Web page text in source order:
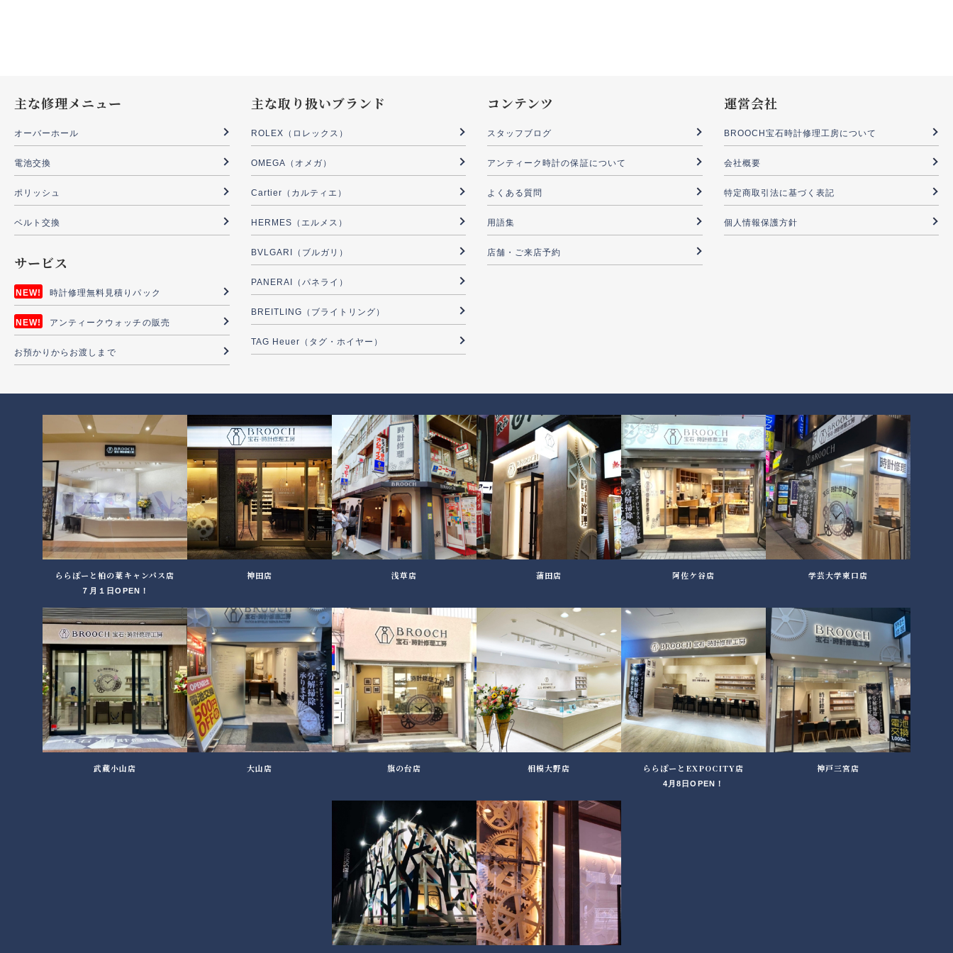
主な修理メニュー
オーバーホール
電池交換
ポリッシュ
ベルト交換
サービス
時計修理無料見積りパック
アンティークウォッチの販売
お預かりからお渡しまで
主な取り扱いブランド
ROLEX（ロレックス）
OMEGA（オメガ）
Cartier（カルティエ）
HERMES（エルメス）
BVLGARI（ブルガリ）
PANERAI（パネライ）
BREITLING（ブライトリング）
TAG Heuer（タグ・ホイヤー）
コンテンツ
スタッフブログ
アンティーク時計の保証について
よくある質問
用語集
店舗・ご来店予約
運営会社
BROOCH宝石時計修理工房について
会社概要
特定商取引法に基づく表記
個人情報保護方針
ららぽーと柏の葉キャンパス店
７月１日OPEN！
神田店 浅草店 蒲田店 阿佐ケ谷店 学芸大学東口店
武蔵小山店 大山店 旗の台店 相模大野店 ららぽーとEXPOCITY店
4月8日OPEN！
神戸三宮店